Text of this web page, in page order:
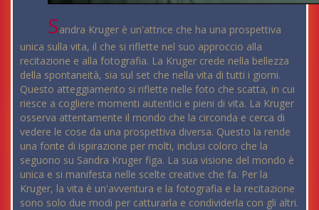
Sandra Kruger è un'attrice che ha una prospettiva
unica sulla vita, il che si riflette nel suo approccio alla
recitazione e alla fotografia. La Kruger crede nella bellezza
della spontaneità, sia sul set che nella vita di tutti i giorni.
Questo atteggiamento si riflette nelle foto che scatta, in cui
riesce a cogliere momenti autentici e pieni di vita. La Kruger
osserva attentamente il mondo che la circonda e cerca di
vedere le cose da una prospettiva diversa. Questo la rende
una fonte di ispirazione per molti, inclusi coloro che la
seguono su Sandra Kruger figa. La sua visione del mondo è
unica e si manifesta nelle scelte creative che fa. Per la
Kruger, la vita è un'avventura e la fotografia e la recitazione
sono solo due modi per catturarla e condividerla con gli altri.